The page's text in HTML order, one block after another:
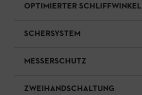
OPTIMIERTER SCHLIFFWINKEL
SCHERSYSTEM
MESSERSCHUTZ
ZWEIHANDSCHALTUNG